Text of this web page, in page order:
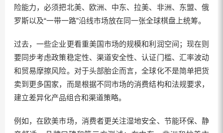
险能力，必须把北美、欧洲、中东、拉美、非洲、东盟、俄
罗斯以及“一带一路”沿线市场放在同一张全球棋盘上统筹。
过去，一些企业更看重美国市场的规模和利润空间；现在则
要同步考虑政策稳定性、渠道安全性、认证门槛、汇率波动
和贸易摩擦风险。对于头部胎企而言，全球化不是简单把货
卖到更多国家，而是根据不同市场的消费结构和法规要求，
建立差异化产品组合和渠道策略。
例如，在欧美市场，消费者更关注湿地安全、节能环保、静